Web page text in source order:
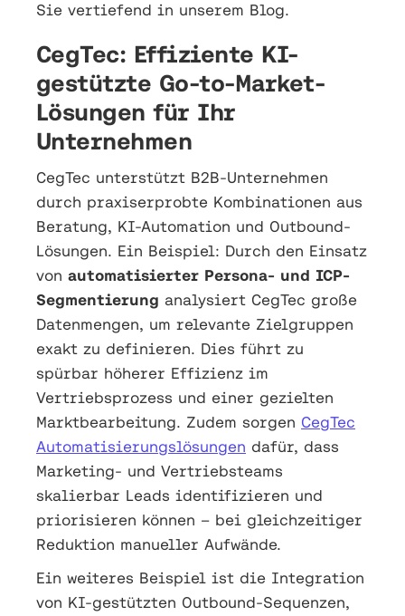
Sie vertiefend in unserem Blog.
CegTec: Effiziente KI-
gestützte Go-to-Market-
Lösungen für Ihr
Unternehmen
CegTec unterstützt B2B-Unternehmen
durch praxiserprobte Kombinationen aus
Beratung, KI-Automation und Outbound-
Lösungen. Ein Beispiel: Durch den Einsatz
von automatisierter Persona- und ICP-
Segmentierung analysiert CegTec große
Datenmengen, um relevante Zielgruppen
exakt zu definieren. Dies führt zu
spürbar höherer Effizienz im
Vertriebsprozess und einer gezielten
Marktbearbeitung. Zudem sorgen CegTec
Automatisierungslösungen dafür, dass
Marketing- und Vertriebsteams
skalierbar Leads identifizieren und
priorisieren können – bei gleichzeitiger
Reduktion manueller Aufwände.
Ein weiteres Beispiel ist die Integration
von KI-gestützten Outbound-Sequenzen,